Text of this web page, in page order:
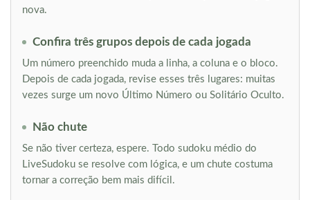
nova.
Confira três grupos depois de cada jogada
Um número preenchido muda a linha, a coluna e o bloco.
Depois de cada jogada, revise esses três lugares: muitas
vezes surge um novo Último Número ou Solitário Oculto.
Não chute
Se não tiver certeza, espere. Todo sudoku médio do
LiveSudoku se resolve com lógica, e um chute costuma
tornar a correção bem mais difícil.